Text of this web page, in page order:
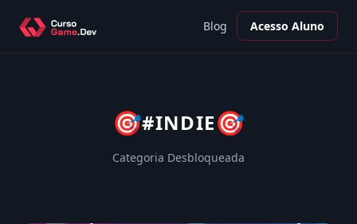
Blog Acesso Aluno
🎯#INDIE🎯
Categoria Desbloqueada